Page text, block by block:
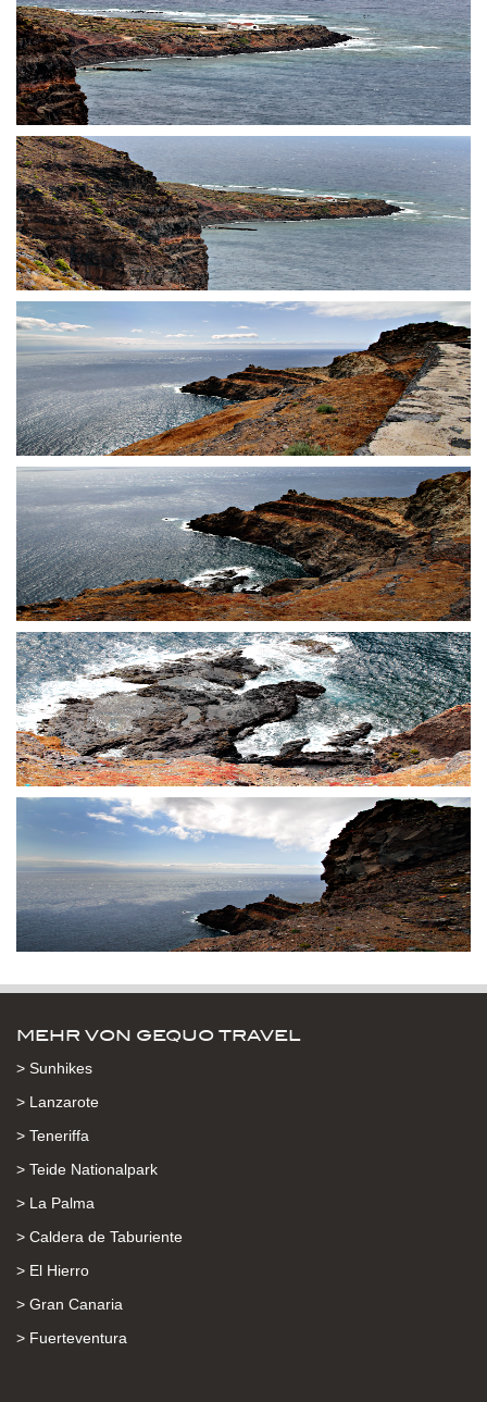
MEHR VON GEQUO TRAVEL
> Sunhikes
> Lanzarote
> Teneriffa
> Teide Nationalpark
> La Palma
> Caldera de Taburiente
> El Hierro
> Gran Canaria
> Fuerteventura